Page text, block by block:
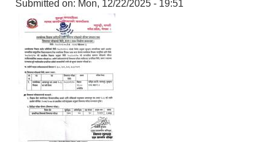
Submitted on: Mon, 12/22/2025 - 19:51